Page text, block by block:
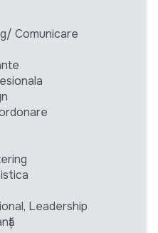
Comunicare
Leadership